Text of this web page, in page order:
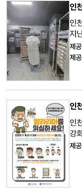
인
지
기
수
제
제
인
강
계
발
제